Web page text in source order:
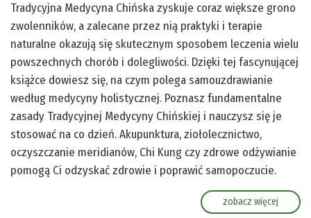
Tradycyjna Medycyna Chińska zyskuje coraz większe grono
zwolenników, a zalecane przez nią praktyki i terapie
naturalne okazują się skutecznym sposobem leczenia wielu
powszechnych chorób i dolegliwości. Dzięki tej fascynującej
książce dowiesz się, na czym polega samouzdrawianie
według medycyny holistycznej. Poznasz fundamentalne
zasady Tradycyjnej Medycyny Chińskiej i nauczysz się je
stosować na co dzień. Akupunktura, ziołolecznictwo,
oczyszczanie meridianów, Chi Kung czy zdrowe odżywianie
pomogą Ci odzyskać zdrowie i poprawić samopoczucie.
zobacz więcej